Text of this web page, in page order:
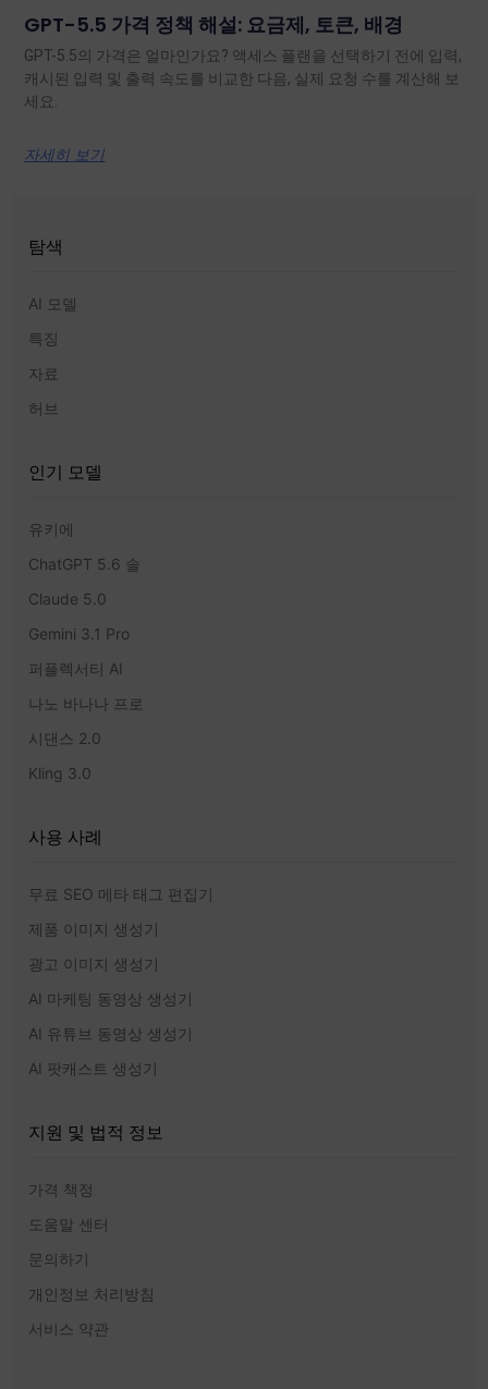
GPT-5.5 가격 정책 해설: 요금제, 토큰, 배경
GPT-5.5의 가격은 얼마인가요? 액세스 플랜을 선택하기 전에 입력,
캐시된 입력 및 출력 속도를 비교한 다음, 실제 요청 수를 계산해 보
세요.
자세히 보기
탐색
AI 모델
특징
자료
허브
인기 모델
유키에
ChatGPT 5.6 솔
Claude 5.0
Gemini 3.1 Pro
퍼플렉서티 AI
나노 바나나 프로
시댄스 2.0
Kling 3.0
사용 사례
무료 SEO 메타 태그 편집기
제품 이미지 생성기
광고 이미지 생성기
AI 마케팅 동영상 생성기
AI 유튜브 동영상 생성기
AI 팟캐스트 생성기
지원 및 법적 정보
가격 책정
도움말 센터
문의하기
개인정보 처리방침
서비스 약관